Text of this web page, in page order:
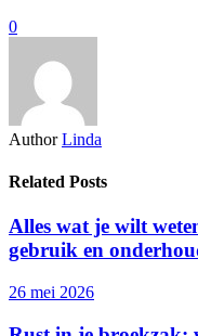
0
Author Linda
Related Posts
Alles wat je wilt
gebruik en
26 mei 2026